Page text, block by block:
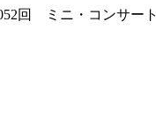
回 ミニ・コンサート